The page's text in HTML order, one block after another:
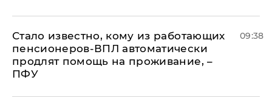
Стало известно, кому из работающих
пенсионеров-ВПЛ автоматически
продлят помощь на проживание, –
ПФУ
09:38